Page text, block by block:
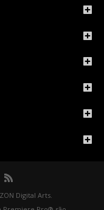
Digital Arts.